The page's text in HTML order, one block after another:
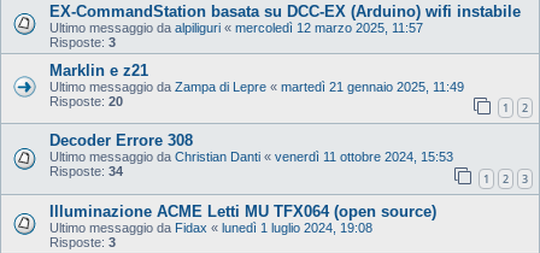
EX‑CommandStation basata su DCC-EX (Arduino) wifi instabile
Ultimo messaggio da alpiliguri « mercoledì 12 marzo 2025, 11:57
Risposte: 3
Marklin e z21
Ultimo messaggio da Zampa di Lepre « martedì 21 gennaio 2025, 11:49
Risposte: 20 1 2
Decoder Errore 308
Ultimo messaggio da Christian Danti « venerdì 11 ottobre 2024, 15:53
Risposte: 34 1 2 3
Illuminazione ACME Letti MU TFX064 (open source)
Ultimo messaggio da Fidax « lunedì 1 luglio 2024, 19:08
Risposte: 3